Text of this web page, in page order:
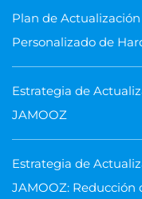
Plan de
Personalizado de
Estrategia de
JAMOOZ
Estrategia de
JAMOOZ: Reducción